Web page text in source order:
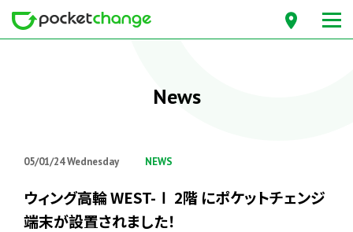
News
05/01/24 Wednesday NEWS
ウィング高輪 WEST-Ⅰ 2階 にポケットチェンジ
端末が設置されました！